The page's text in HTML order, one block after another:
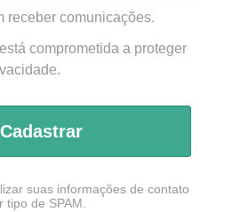
receber comunicações.
comprometida a proteger
Cadastrar
suas informações de contato
tipo de SPAM.